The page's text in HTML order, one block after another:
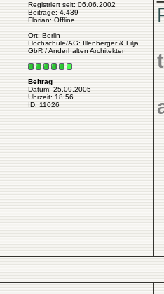
Registriert seit: 06.06.2002
Beiträge: 4.439
Florian: Offline
Ort: Berlin
Hochschule/AG: Illenberger & Lilja
GbR / Anderhalten Architekten
Beitrag
Datum: 25.09.2005
Uhrzeit: 18:56
ID: 11026